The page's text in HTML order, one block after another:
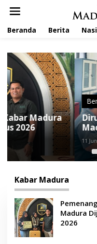
Beranda Berita
Berita
Dirut IBS PKMKK
Madura di Usia Ke-
11 Juni 2026
Kabar Madura
Madura
2026